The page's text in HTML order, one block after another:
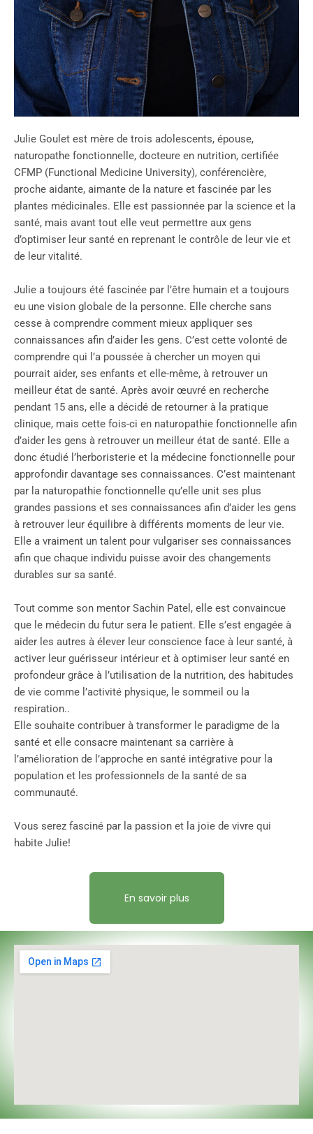
Julie Goulet est mère de trois adolescents, épouse,
naturopathe fonctionnelle, docteure en nutrition, certifiée
CFMP (Functional Medicine University), conférencière,
proche aidante, aimante de la nature et fascinée par les
plantes médicinales. Elle est passionnée par la science et la
santé, mais avant tout elle veut permettre aux gens
d’optimiser leur santé en reprenant le contrôle de leur vie et
de leur vitalité.
Julie a toujours été fascinée par l’être humain et a toujours
eu une vision globale de la personne. Elle cherche sans
cesse à comprendre comment mieux appliquer ses
connaissances afin d’aider les gens. C’est cette volonté de
comprendre qui l’a poussée à chercher un moyen qui
pourrait aider, ses enfants et elle-même, à retrouver un
meilleur état de santé. Après avoir œuvré en recherche
pendant 15 ans, elle a décidé de retourner à la pratique
clinique, mais cette fois-ci en naturopathie fonctionnelle afin
d’aider les gens à retrouver un meilleur état de santé. Elle a
donc étudié l’herboristerie et la médecine fonctionnelle pour
approfondir davantage ses connaissances. C’est maintenant
par la naturopathie fonctionnelle qu’elle unit ses plus
grandes passions et ses connaissances afin d’aider les gens
à retrouver leur équilibre à différents moments de leur vie.
Elle a vraiment un talent pour vulgariser ses connaissances
afin que chaque individu puisse avoir des changements
durables sur sa santé.
Tout comme son mentor Sachin Patel, elle est convaincue
que le médecin du futur sera le patient. Elle s’est engagée à
aider les autres à élever leur conscience face à leur santé, à
activer leur guérisseur intérieur et à optimiser leur santé en
profondeur grâce à l’utilisation de la nutrition, des habitudes
de vie comme l’activité physique, le sommeil ou la
respiration..
Elle souhaite contribuer à transformer le paradigme de la
santé et elle consacre maintenant sa carrière à
l’amélioration de l’approche en santé intégrative pour la
population et les professionnels de la santé de sa
communauté.
Vous serez fasciné par la passion et la joie de vivre qui
habite Julie!
En savoir plus